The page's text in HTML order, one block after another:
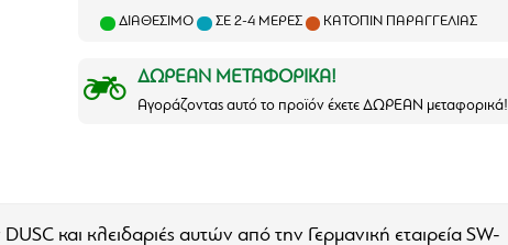
ΔΙΑΘΈΣΙΜΟ ΣΕ 2-4 ΜΈΡΕΣ ΚΑΤΌΠΙΝ ΠΑΡΑΓΓΕΛΊΑΣ
ΔΩΡΕΑΝ ΜΕΤΑΦΟΡΙΚΑ!
Αγοράζοντας αυτό το προϊόν έχετε ΔΩΡΕΑΝ μεταφορικά!
και κλειδαριές αυτών από την Γερμανική εταιρεία SW-